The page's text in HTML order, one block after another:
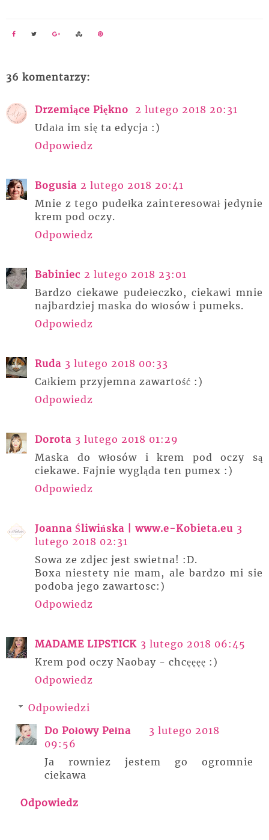
36 komentarzy:
Drzemiące Piękno
2 lutego 2018 20:31
Udała im się ta edycja :)
Odpowiedz
Bogusia 2 lutego 2018 20:41
Mnie z tego pudełka zainteresował jedynie
krem pod oczy.
Odpowiedz
Babiniec 2 lutego 2018 23:01
Bardzo ciekawe pudełeczko, ciekawi mnie
najbardziej maska do włosów i pumeks.
Odpowiedz
Ruda 3 lutego 2018 00:33
Całkiem przyjemna zawartość :)
Odpowiedz
Dorota 3 lutego 2018 01:29
Maska do włosów i krem pod oczy są
ciekawe. Fajnie wygląda ten pumex :)
Odpowiedz
Joanna Śliwińska | www.e-Kobieta.eu 3
lutego 2018 02:31
Sowa ze zdjec jest swietna! :D.
Boxa niestety nie mam, ale bardzo mi sie
podoba jego zawartosc:)
Odpowiedz
MADAME LIPSTICK 3 lutego 2018 06:45
Krem pod oczy Naobay - chcęęęę :)
Odpowiedz
Odpowiedzi
Do Połowy Pełna
3 lutego 2018
09:56
Ja rowniez jestem go ogromnie
ciekawa
Odpowiedz